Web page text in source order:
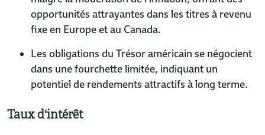
opportunités attrayantes dans les titres à revenu
fixe en Europe et au Canada.
Les obligations du Trésor américain se négocient
dans une fourchette limitée, indiquant un
potentiel de rendements attractifs à long terme.
Taux d'intérêt